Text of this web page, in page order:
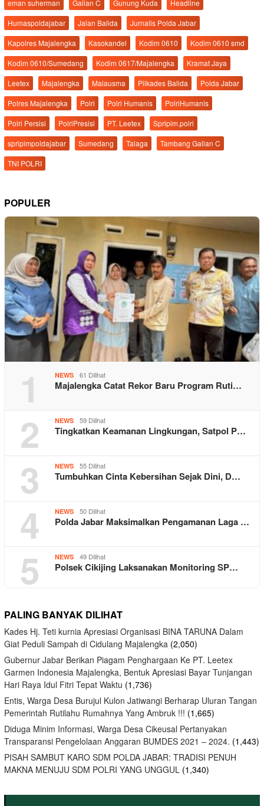
eman suherman Galian C Gunung Kuda
Headline
Humaspoldajabar
Jalan Balida
Jurnalis Polda Jabar
Kapolres Majalengka
Kasokandel Kodim 0610
Kodim 0610 smd
Kodim 0610/Sumedang
Kodim 0617/Majalengka
Kramat Jaya
Leetex
Majalengka Malausma Pilkades Balida
Polda Jabar
Polres Majalengka
Polri Polri Humanis
PolriHumanis
Polri Persisi
PolriPresisi PT. Leetex
Spripim.polri
spripimpoldajabar
Sumedang Talaga
Tambang Galian C
TNI POLRI
POPULER
1 NEWS 61 Dilihat
Majalengka Catat Rekor Baru Program Ruti…
2 NEWS 59 Dilihat
Tingkatkan Keamanan Lingkungan, Satpol P…
3 NEWS 55 Dilihat
Tumbuhkan Cinta Kebersihan Sejak Dini, D…
4 NEWS 50 Dilihat
Polda Jabar Maksimalkan Pengamanan Laga …
5 NEWS 49 Dilihat
Polsek Cikijing Laksanakan Monitoring SP…
PALING BANYAK DILIHAT
Kades Hj. Teti kurnia Apresiasi Organisasi BINA TARUNA Dalam
Giat Peduli Sampah di Cidulang Majalengka (2,050)
Gubernur Jabar Berikan Piagam Penghargaan Ke PT. Leetex
Garmen Indonesia Majalengka, Bentuk Apresiasi Bayar Tunjangan
Hari Raya Idul Fitri Tepat Waktu (1,736)
Entis, Warga Desa Burujul Kulon Jatiwangi Berharap Uluran Tangan
Pemerintah Rutilahu Rumahnya Yang Ambruk !!! (1,665)
Diduga Minim Informasi, Warga Desa Cikeusal Pertanyakan
Transparansi Pengelolaan Anggaran BUMDES 2021 – 2024. (1,443)
PISAH SAMBUT KARO SDM POLDA JABAR: TRADISI PENUH
MAKNA MENUJU SDM POLRI YANG UNGGUL (1,340)